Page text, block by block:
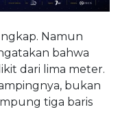
Namun
bahwa
dari lima meter.
bukan
tiga baris